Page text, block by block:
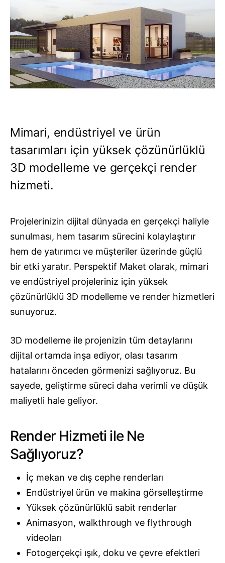
🇹🇷
🇬🇧
🇩🇪
🇫🇷
Hemen Teklif Alın
Mimari, endüstriyel ve ürün
tasarımları için yüksek çözünürlüklü
3D modelleme ve gerçekçi render
hizmeti.
Projelerinizin dijital dünyada en gerçekçi haliyle
sunulması, hem tasarım sürecini kolaylaştırır
hem de yatırımcı ve müşteriler üzerinde güçlü
bir etki yaratır. Perspektif Maket olarak, mimari
ve endüstriyel projeleriniz için yüksek
çözünürlüklü 3D modelleme ve render hizmetleri
sunuyoruz.
3D modelleme ile projenizin tüm detaylarını
dijital ortamda inşa ediyor, olası tasarım
hatalarını önceden görmenizi sağlıyoruz. Bu
sayede, geliştirme süreci daha verimli ve düşük
maliyetli hale geliyor.
Render Hizmeti ile Ne
Sağlıyoruz?
İç mekan ve dış cephe renderları
Endüstriyel ürün ve makina görselleştirme
Yüksek çözünürlüklü sabit renderlar
Animasyon, walkthrough ve flythrough
videoları
Fotogerçekçi ışık, doku ve çevre efektleri